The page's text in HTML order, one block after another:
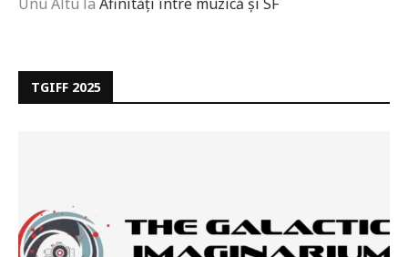
TGIFF 2025